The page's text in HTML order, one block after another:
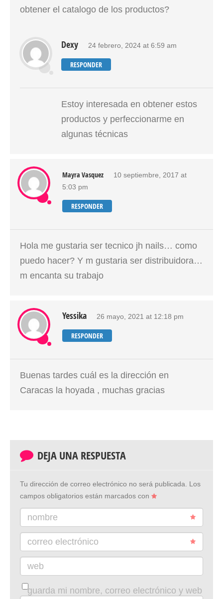
obtener el catalogo de los productos?
Dexy 24 febrero, 2024 at 6:59 am
RESPONDER
Estoy interesada en obtener estos
productos y perfeccionarme en
algunas técnicas
Mayra Vasquez
10 septiembre, 2017 at
5:03 pm
RESPONDER
Hola me gustaria ser tecnico jh nails… como
puedo hacer? Y m gustaria ser distribuidora…
m encanta su trabajo
Yessika 26 mayo, 2021 at 12:18 pm
RESPONDER
Buenas tardes cuál es la dirección en
Caracas la hoyada , muchas gracias
DEJA UNA RESPUESTA
Tu dirección de correo electrónico no será publicada.
Los
campos obligatorios están marcados con
nombre
correo electrónico
web
guarda mi nombre, correo electrónico y web